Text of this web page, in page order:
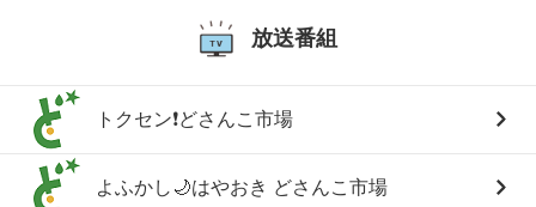
放送番組
トクセン❗どさんこ市場
よふかし🌙はやおき どさんこ市場